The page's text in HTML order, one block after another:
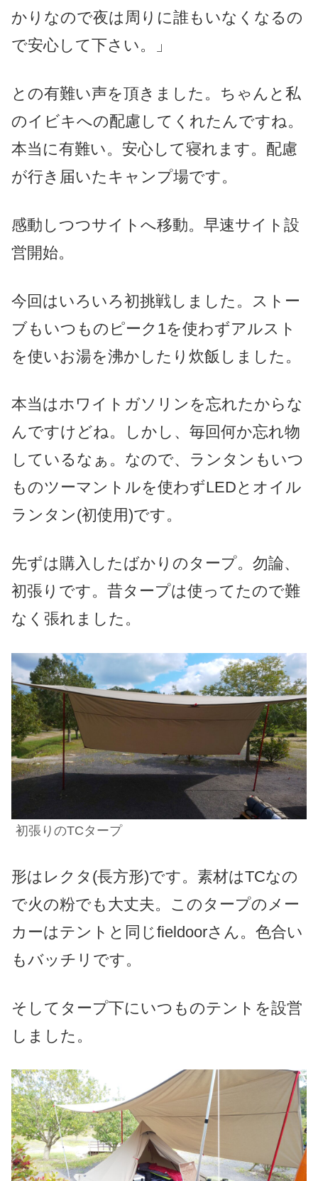
かりなので夜は周りに誰もいなくなるの
で安心して下さい。」
との有難い声を頂きました。ちゃんと私
のイビキへの配慮してくれたんですね。
本当に有難い。安心して寝れます。 配慮
が行き届いたキャンプ場です。
感動しつつサイトへ移動。 早速サイト設
営開始。
今回はいろいろ初挑戦しました。ストー
ブもいつものピーク1を使わずアルスト
を使いお湯を沸かしたり炊飯 しました 。
本当はホワイトガソリンを忘れたからな
んですけどね。しかし、毎回何か忘れ物
しているなぁ。なので、ランタンもいつ
ものツーマントルを使わずLEDとオイル
ランタン(初使用)です。
先ずは購入したばかりのタープ。勿論、
初張りです。 昔タープは使ってたので難
なく張れました。
初張りのTCタープ
形はレクタ(長方形)です。素材はTCなの
で火の粉でも大丈夫。このタープのメー
カーはテントと同じfieldoorさん。 色合い
もバッチリです。
そしてタープ下にいつものテントを設営
しました。